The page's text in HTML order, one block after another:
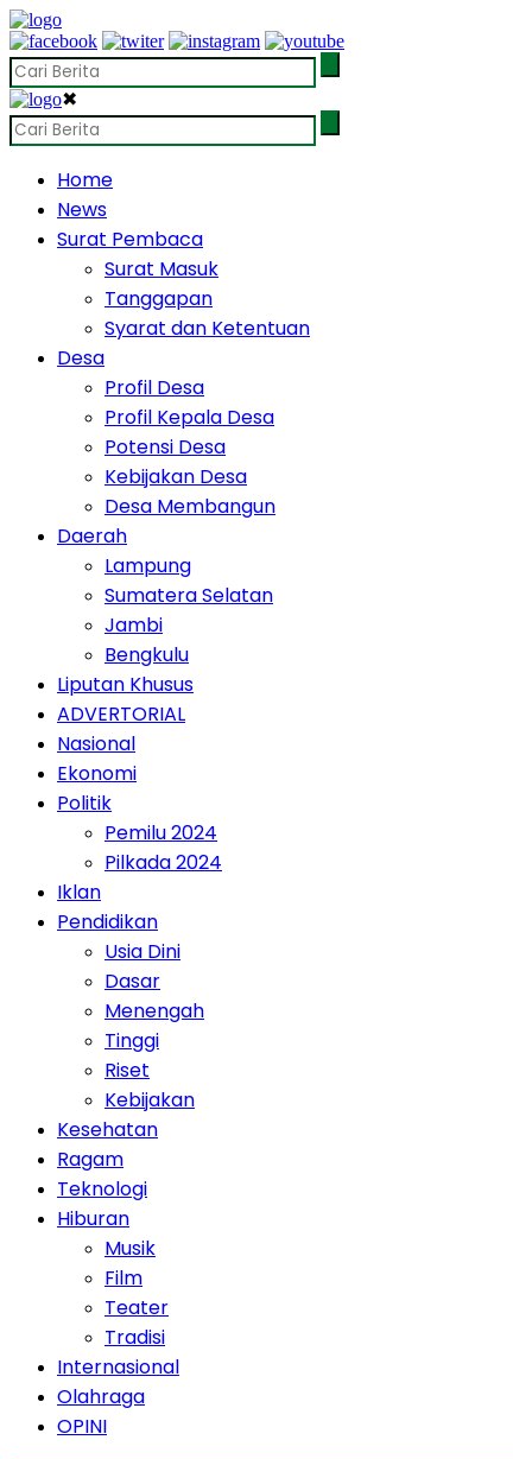
✖
Home
News
Surat Pembaca
Surat Masuk
Tanggapan
Syarat dan Ketentuan
Desa
Profil Desa
Profil Kepala Desa
Potensi Desa
Kebijakan Desa
Desa Membangun
Daerah
Lampung
Sumatera Selatan
Jambi
Bengkulu
Liputan Khusus
ADVERTORIAL
Nasional
Ekonomi
Politik
Pemilu 2024
Pilkada 2024
Iklan
Pendidikan
Usia Dini
Dasar
Menengah
Tinggi
Riset
Kebijakan
Kesehatan
Ragam
Teknologi
Hiburan
Musik
Film
Teater
Tradisi
Internasional
Olahraga
OPINI